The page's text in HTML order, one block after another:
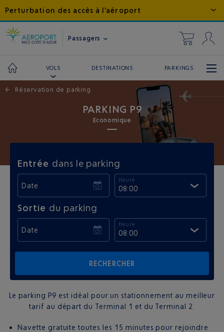
Perturbation des accès à l'aéroport
Passagers
VOLS DESTINATIONS PARKINGS
← Réservation de parking
PARKING P9
Economique
Le parking P9 est idéal pour un stationnement au meilleur
tarif au départ du Terminal 1 et du Terminal 2.
Navette gratuite toutes les 15 minutes pour rejoindre
Entrée dans le parking
Date
Heure
08:00
Sortie du parking
Date
Heure
08:00